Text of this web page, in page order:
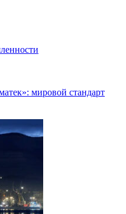
мировой стандарт